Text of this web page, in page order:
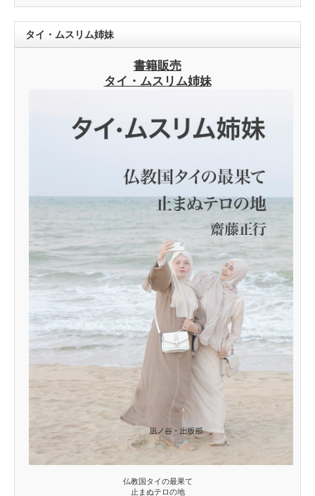
タイ・ムスリム姉妹
書籍販売
タイ・ムスリム姉妹
仏教国タイの最果て
止まぬテロの地